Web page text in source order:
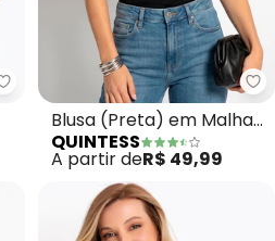
Quintess - Blusa (Marrom) em
Blusa (Preta) em Malha
de Viscose
QUINTESS
A partir deR$ 49,99